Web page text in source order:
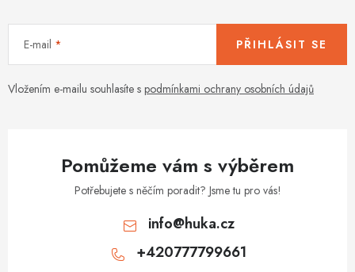
E-mail
Vložením e-mailu souhlasíte s podmínkami ochrany osobních údajů
PŘIHLÁSIT SE
Pomůžeme vám s výběrem
Potřebujete s něčím poradit? Jsme tu pro vás!
info@huka.cz
+420777799661